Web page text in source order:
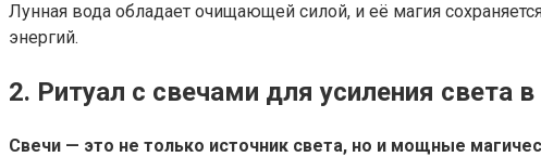
Лунная вода обладает очищающей силой, и её магия
энергий.
2. Ритуал с свечами для усиления света
Свечи — это не только источник света, но и мощные